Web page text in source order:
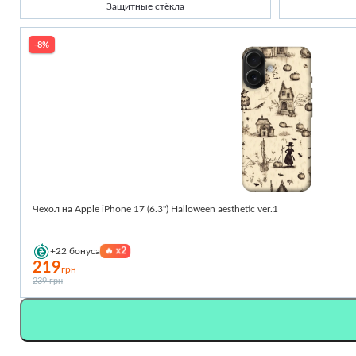
Защитные стёкла
-8%
Чехол на Apple iPhone 17 (6.3") Halloween aesthetic ver.1
+22 бонуса 🔥x2
219грн
239 грн